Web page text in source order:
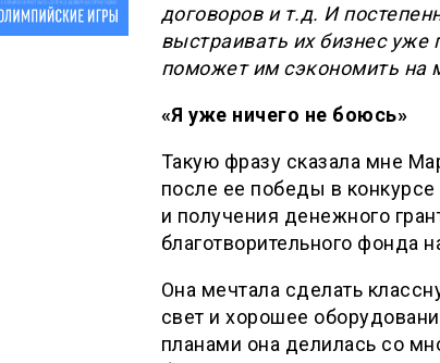
договоров и т.д. И
выстраивать их бизнес уже
поможет им сэкономить на
«Я уже ничего не боюсь»
Такую фразу сказала мне
после ее победы в
и получения денежного
благотворительного фонда
Она мечтала сделать
свет и хорошее
планами она делилась со